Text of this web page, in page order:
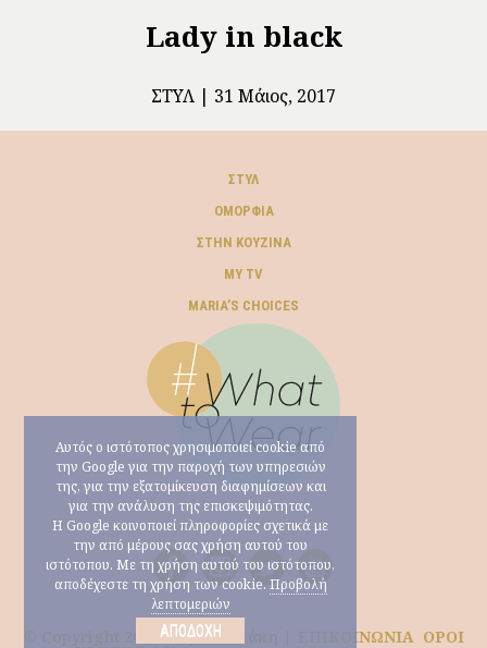
Lady in black
ΣΤΥΛ 31 Μάιος, 2017
ΣΤΥΛ
ΟΜΟΡΦΙΆ
ΣΤΗΝ ΚΟΥΖΊΝΑ
MY TV
ΜARIA’S CHOICES
© Copyright 2026 Μαρία Ηλιάκη | ΕΠΙΚΟΙΝΩΝΙΑ ΟΡΟΙ
Αυτός ο ιστότοπος χρησιμοποιεί cookie από
την Google για την παροχή των υπηρεσιών
της, για την εξατομίκευση διαφημίσεων και
για την ανάλυση της επισκεψιμότητας.
Η Google κοινοποιεί πληροφορίες σχετικά με
την από μέρους σας χρήση αυτού του
ιστότοπου. Με τη χρήση αυτού του ιστότοπου,
αποδέχεστε τη χρήση των cookie. Προβολή
λεπτομεριών
ΑΠΟΔΟΧΉ